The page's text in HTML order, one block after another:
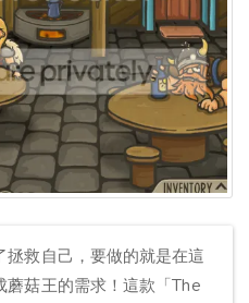
救自己，要做的就是在這
菇王的需求！這款「The